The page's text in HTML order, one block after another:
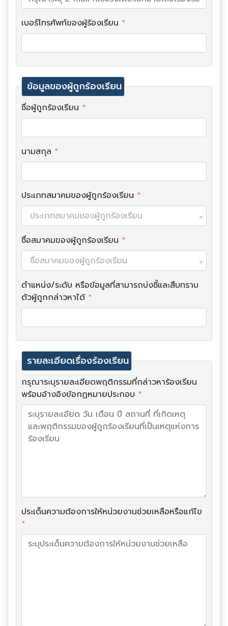
เบอร์โทรศัพท์ของผู้ร้องเรียน *
ข้อมูลของผู้ถูกร้องเรียน
ชื่อผู้ถูกร้องเรียน *
นามสกุล *
ประเภทสมาคมของผู้ถูกร้องเรียน *
ประเภทสมาคมของผู้ถูกร้องเรียน
ชื่อสมาคมของผู้ถูกร้องเรียน *
ชื่อสมาคมของผู้ถูกร้องเรียน
ตำแหน่ง/ระดับ หรือข้อมูลที่สามารถบ่งชี้และสืบทราบ
ตัวผู้ถูกกล่าวหาได้ *
รายละเอียดเรื่องร้องเรียน
กรุณาระบุรายละเอียดพฤติกรรมที่กล่าวหาร้องเรียน
พร้อมอ้างอิงข้อกฏหมายประกอบ *
ประเด็นความต้องการให้หน่วยงานช่วยเหลือหรือแก้ไข
*